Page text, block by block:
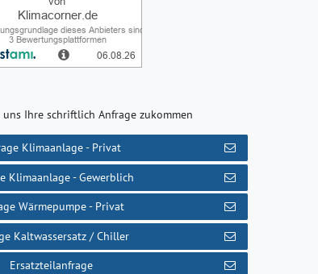
uns Ihre schriftlich Anfrage zukommen
Klimaanlage - Privat
Klimaanlage - Gewerblich
Wärmepumpe - Privat
Kaltwassersatz / Chiller
Ersatzteilanfrage